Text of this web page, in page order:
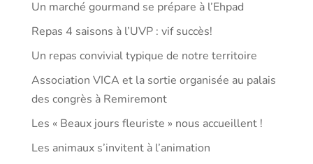
Un marché gourmand se prépare à l’Ehpad
Repas 4 saisons à l’UVP : vif succès!
Un repas convivial typique de notre territoire
Association VICA et la sortie organisée au palais
des congrès à Remiremont
Les « Beaux jours fleuriste » nous accueillent !
Les animaux s’invitent à l’animation